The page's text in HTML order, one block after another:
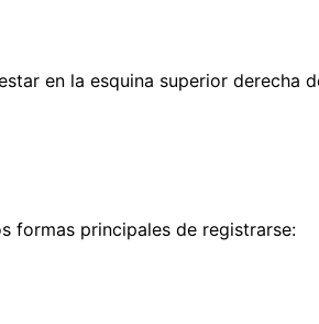
en la esquina superior derecha
formas principales de registrarse: